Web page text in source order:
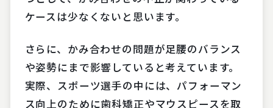
ケースは少なくないと思います。
さらに、かみ合わせの問題が足腰のバランス
や姿勢にまで影響していると考えています。
実際、スポーツ選手の中には、パフォーマン
ス向上のために歯科矯正やマウスピースを取